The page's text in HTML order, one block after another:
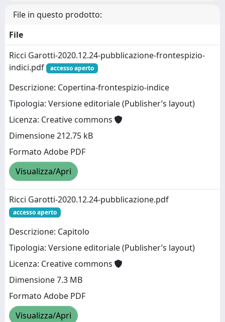
File in questo prodotto:
File
Ricci Garotti-2020.12.24-pubblicazione-frontespizio-
indici.pdf
accesso aperto
Descrizione: Copertina-frontespizio-indice
Tipologia: Versione editoriale (Publisher’s layout)
Licenza: Creative commons
Dimensione 212.75 kB
Formato Adobe PDF
Visualizza/Apri
Ricci Garotti-2020.12.24-pubblicazione.pdf
accesso aperto
Descrizione: Capitolo
Tipologia: Versione editoriale (Publisher’s layout)
Licenza: Creative commons
Dimensione 7.3 MB
Formato Adobe PDF
Visualizza/Apri